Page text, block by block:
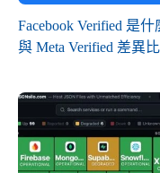
Facebook Verified 是
與 Meta Verified 差異